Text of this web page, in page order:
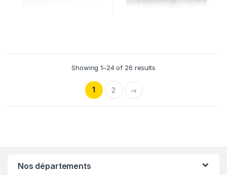
Showing 1–24 of 26 results
1 2 →
Nos départements